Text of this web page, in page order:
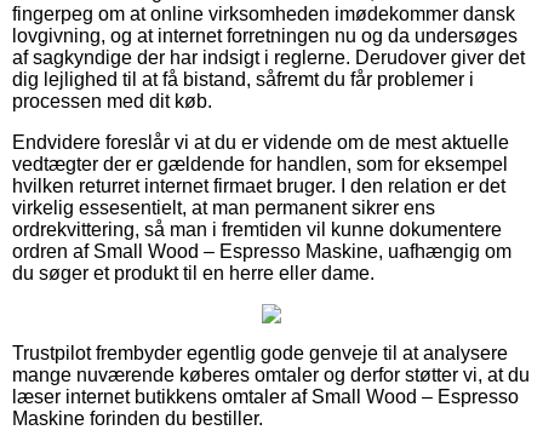
fingerpeg om at online virksomheden imødekommer dansk
lovgivning, og at internet forretningen nu og da undersøges
af sagkyndige der har indsigt i reglerne. Derudover giver det
dig lejlighed til at få bistand, såfremt du får problemer i
processen med dit køb.
Endvidere foreslår vi at du er vidende om de mest aktuelle
vedtægter der er gældende for handlen, som for eksempel
hvilken returret internet firmaet bruger. I den relation er det
virkelig essesentielt, at man permanent sikrer ens
ordrekvittering, så man i fremtiden vil kunne dokumentere
ordren af Small Wood – Espresso Maskine, uafhængig om
du søger et produkt til en herre eller dame.
Trustpilot frembyder egentlig gode genveje til at analysere
mange nuværende køberes omtaler og derfor støtter vi, at du
læser internet butikkens omtaler af Small Wood – Espresso
Maskine forinden du bestiller.